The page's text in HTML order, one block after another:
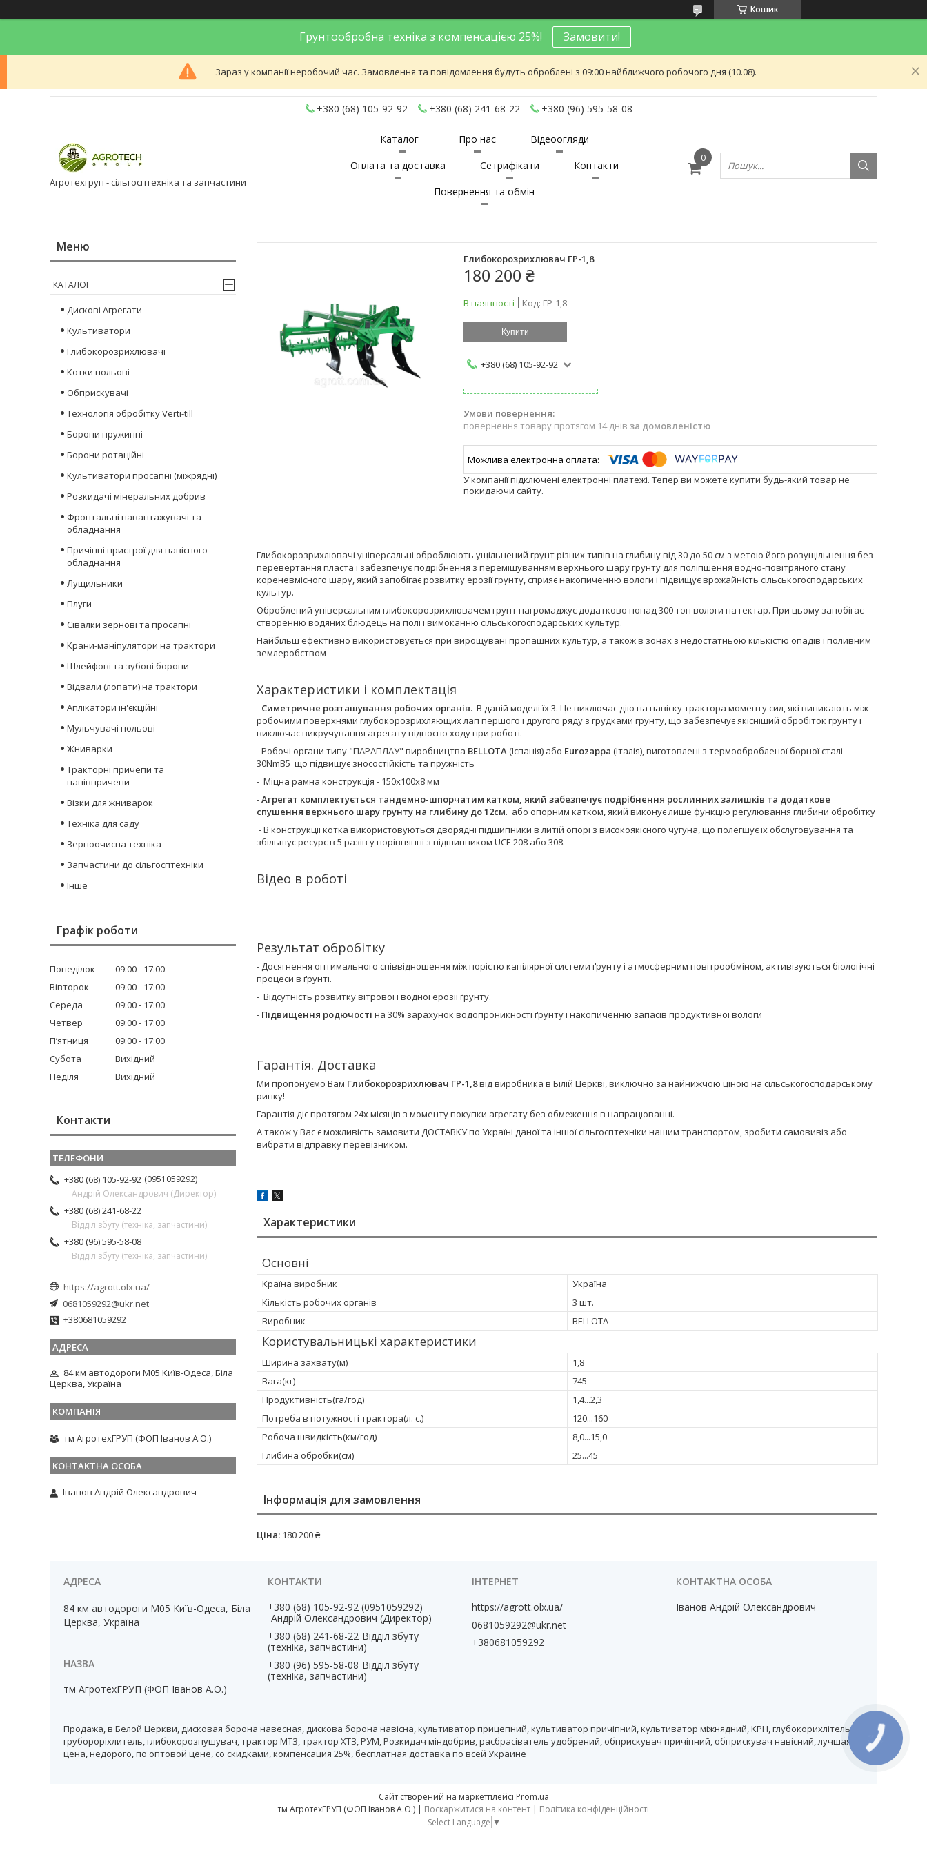
Кошик
Грунтообробна техніка з компенсацією 25%! Замовити!
Зараз у компанії неробочий час. Замовлення та повідомлення будуть оброблені з 09:00 найближчого робочого дня (10.08).
+380 (68) 105-92-92 +380 (68) 241-68-22 +380 (96) 595-58-08
Агротехгруп - сільгосптехніка та запчастини
Каталог Про нас
Відеоогляди
Оплата та доставка
Сетрифікати
Контакти
Повернення та обмін
Глибокорозрихлювач ГР-1,8
180 200 ₴
В наявності Код: ГР-1,8
Купити
+380 (68) 105-92-92
повернення товару протягом 14 днів за домовленістю
У компанії підключені електронні платежі. Тепер ви можете купити будь-який товар не
покидаючи сайту.
Глибокорозрихлювачі універсальні оброблюють ущільнений грунт різних типів на глибину від 30 до 50 см з метою його розущільнення без
перевертання пласта і забезпечує подрібнення з перемішуванням верхнього шару грунту для поліпшення водно-повітряного стану
кореневмісного шару, який запобігає розвитку ерозії грунту, сприяє накопиченню вологи і підвищує врожайність сільськогосподарських
культур.
Оброблений універсальним глибокорозрихлювачем грунт нагромаджує додатково понад 300 тон вологи на гектар. При цьому запобігає
створенню водяних блюдець на полі і вимоканню сільськогосподарських культур.
Найбільш ефективно використовується при вирощувані пропашних культур, а також в зонах з недостатньою кількістю опадів і поливним
землеробством
Характеристики і комплектація
- Симетричне розташування робочих органів. В даній моделі їх 3. Це виключає дію на навіску трактора моменту сил, які виникають між
робочими поверхнями глубокорозрихляющих лап першого і другого ряду з грудками грунту, що забезпечує якісніший обробіток грунту і
виключає викручування агрегату відносно ходу при роботі.
- Робочі органи типу "ПАРАПЛАУ" виробництва BELLOTA (Іспанія) або Eurozappa (Італія), виготовлені з термообробленої борної сталі
30NmB5 що підвищує зносостійкість та пружність
- Міцна рамна конструкція - 150х100х8 мм
-Агрегат комплектується тандемно-шпорчатим катком, який забезпечує подрібнення рослинних залишків та додаткове
спушення верхнього шару грунту на глибину до 12см. або опорним катком, який виконує лише функцію регулювання глибини обробітку
- В конструкції котка використовуються дворядні підшипники в литій опорі з високоякісного чугуна, що полегшує їх обслуговування та
збільшує ресурс в 5 разів у порівнянні з підшипником UCF-208 або 308.
Відео в роботі
Результат обробітку
- Досягнення оптимального співвідношення між порістю капілярної системи ґрунту і атмосферним повітрообміном, активізуються біологічні
процеси в ґрунті.
- Відсутність розвитку вітрової і водної ерозії ґрунту.
- Підвищення родючості на 30% зарахунок водопроникності ґрунту і накопиченню запасів продуктивної вологи
Гарантія. Доставка
Ми пропонуємо Вам Глибокорозрихлювач ГР-1,8від виробника в Білій Церкві, виключно за найнижчою ціною на сільськогосподарському
ринку!
Гарантія діє протягом 24х місяців з моменту покупки агрегату без обмеження в напрацюванні.
А також у Вас є можливість замовити ДОСТАВКУ по Україні даної та іншої сільгосптехніки нашим транспортом, зробити самовивіз або
вибрати відправку перевізником.
Характеристики
Основні
Країна виробник
Україна
Кількість робочих органів
3 шт.
Виробник
BELLOTA
Користувальницькі характеристики
Ширина захвату(м)
1,8
Вага(кг)
745
Продуктивність(га/год)
1,4...2,3
Потреба в потужності трактора(л. с.)
120...160
Робоча швидкість(км/год)
8,0...15,0
Глибина обробки(см)
25...45
Інформація для замовлення
Ціна: 180 200 ₴
КАТАЛОГ
Дискові Агрегати
Культиватори
Глибокорозрихлювачі
Котки польові
Обприскувачі
Технологія обробітку Verti-till
Борони пружинні
Борони ротаційні
Культиватори просапні (міжрядні)
Розкидачі мінеральних добрив
Фронтальні навантажувачі та
обладнання
Причіпні пристрої для навісного
обладнання
Лущильники
Плуги
Сівалки зернові та просапні
Крани-маніпулятори на трактори
Шлейфові та зубові борони
Відвали (лопати) на трактори
Аплікатори ін'єкційні
Мульчувачі польові
Жниварки
Тракторні причепи та
напівпричепи
Візки для жниварок
Техніка для саду
Зерноочисна техніка
Запчастини до сільгосптехніки
Інше
Графік роботи
Понеділок 09:00
17:00
Вівторок
09:00
17:00
Середа
09:00
17:00
Четвер
09:00
17:00
Пʼятниця
09:00
17:00
Субота
Вихідний
Неділя
Вихідний
Контакти
+380 (68) 105-92-92 0951059292
Андрій Олександрович (Директор)
+380 (68) 241-68-22
Відділ збуту (техніка, запчастини)
+380 (96) 595-58-08
Відділ збуту (техніка, запчастини)
https://agrott.olx.ua/
0681059292@ukr.net
+380681059292
84 км автодороги М05 Київ-Одеса, Біла
Церква, Україна
тм АгротехГРУП (ФОП Іванов А.О.)
Іванов Андрій Олександрович
84 км автодороги М05 Київ-Одеса, Біла
Церква, Україна
тм АгротехГРУП (ФОП Іванов А.О.)
+380 (68) 105-92-92 0951059292
Андрій Олександрович (Директор)
+380 (68) 241-68-22 Відділ збуту
(техніка, запчастини)
+380 (96) 595-58-08 Відділ збуту
(техніка, запчастини)
https://agrott.olx.ua/
0681059292@ukr.net
+380681059292
Іванов Андрій Олександрович
Продажа, в Белой Церкви, дисковая борона навесная, дискова борона навісна, культиватор прицепний, культиватор причіпний, культиватор міжнядний, КРН, глубокорихлітель,
грубороріхлитель, глибокорозпушувач, трактор МТЗ, трактор ХТЗ, РУМ, Розкидач міндобрив, расбрасіватель удобрений, обприскувач причіпний, обприскувач навісний, лучшая
цена, недорого, по оптовой цене, со скидками, компенсация 25%, бесплатная доставка по всей Украине
Сайт створений на маркетплейсі Prom.ua
тм АгротехГРУП (ФОП Іванов А.О.) | Поскаржитися на контент | Політика конфіденційності
Select Language ▼